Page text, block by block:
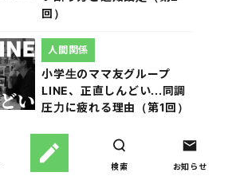
検索 お知らせ
回）
小学生のママ友グループ
LINE、正直しんどい...同調
圧力に疲れる理由（第1回）
人間関係
【掲示板の声×公認心理師】
親子関係